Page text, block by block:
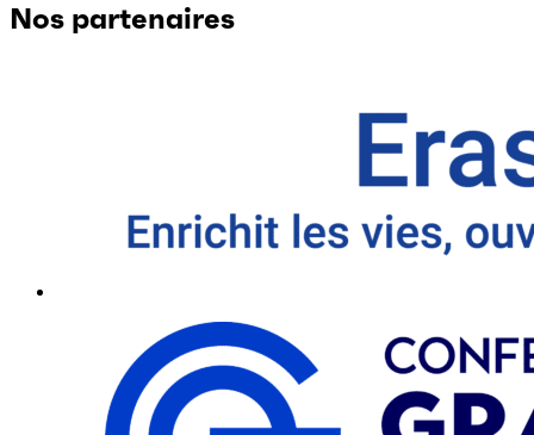
Nos partenaires